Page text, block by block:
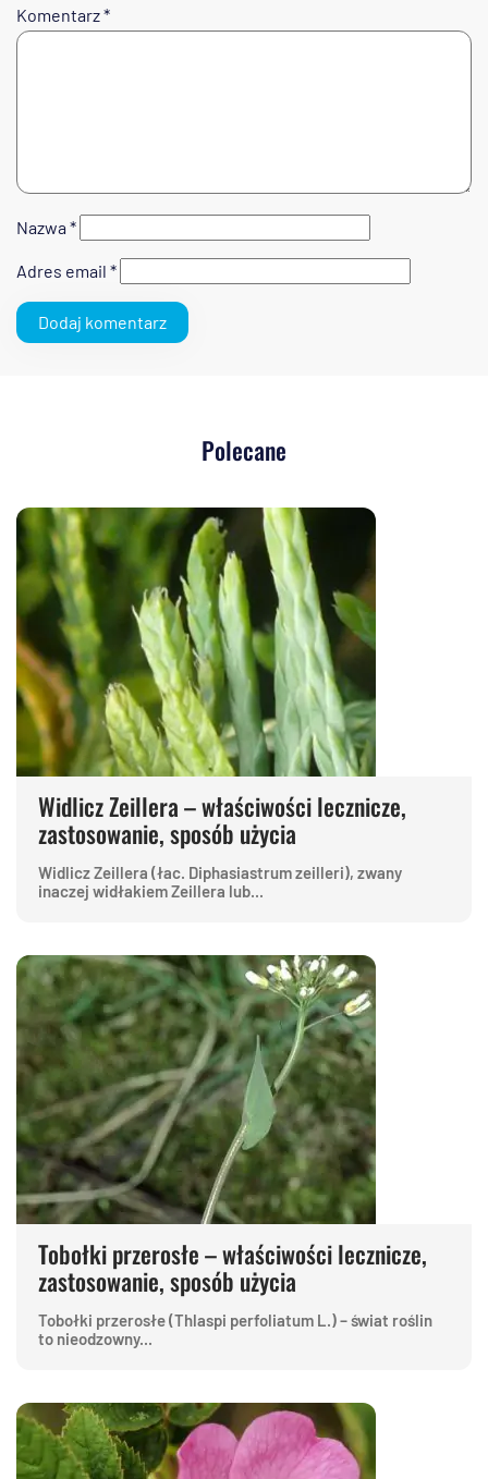
Komentarz*
Nazwa *
Adres email *
Polecane
Widlicz Zeillera – właściwości lecznicze,
zastosowanie, sposób użycia
Widlicz Zeillera (łac. Diphasiastrum zeilleri), zwany
inaczej widłakiem Zeillera lub...
Tobołki przerosłe – właściwości lecznicze,
zastosowanie, sposób użycia
Tobołki przerosłe (Thlaspi perfoliatum L.) – świat roślin
to nieodzowny...